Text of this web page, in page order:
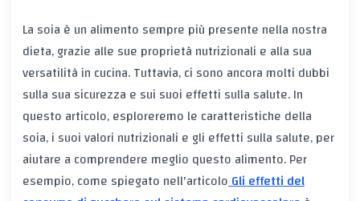
La soia è un alimento sempre più presente nella nostra
dieta, grazie alle sue proprietà nutrizionali e alla sua
versatilità in cucina. Tuttavia, ci sono ancora molti dubbi
sulla sua sicurezza e sui suoi effetti sulla salute. In
questo articolo, esploreremo le caratteristiche della
soia, i suoi valori nutrizionali e gli effetti sulla salute, per
aiutare a comprendere meglio questo alimento. Per
esempio, come spiegato nell'articoloGli effetti del